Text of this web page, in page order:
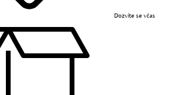
Dozvíte se včas